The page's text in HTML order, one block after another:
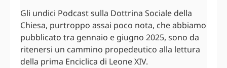
Gli undici Podcast sulla Dottrina Sociale della
Chiesa, purtroppo assai poco nota, che abbiamo
pubblicato tra gennaio e giugno 2025, sono da
ritenersi un cammino propedeutico alla lettura
della prima Enciclica di Leone XIV.